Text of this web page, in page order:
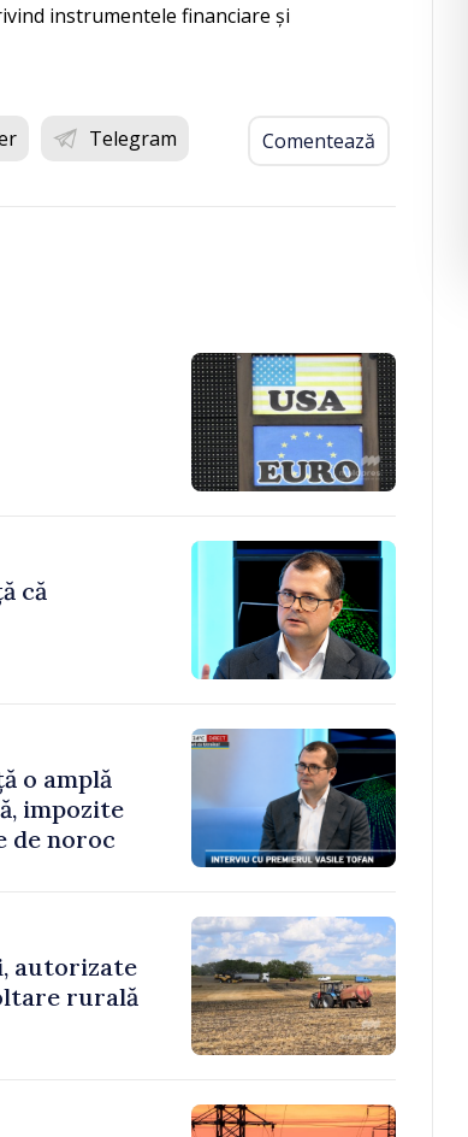
instrumentele financiare și
Telegram Comentează
că
o amplă
impozite
de noroc
autorizate
rurală